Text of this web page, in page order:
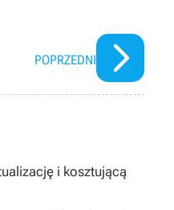
POPRZEDNI
i kosztującą